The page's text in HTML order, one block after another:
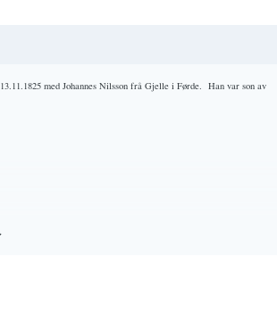
med Johannes Nilsson frå Gjelle i Førde. Han var son av